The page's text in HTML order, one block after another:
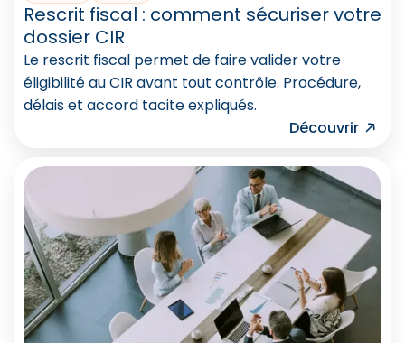
Rescrit fiscal : comment sécuriser votre
dossier CIR
Le rescrit fiscal permet de faire valider votre
éligibilité au CIR avant tout contrôle. Procédure,
délais et accord tacite expliqués.
Découvrir